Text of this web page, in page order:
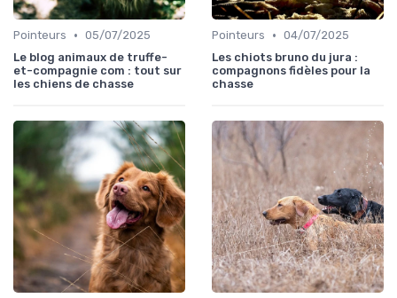
Pointeurs • 05/07/2025
Le blog animaux de truffe-
et-compagnie com : tout sur
les chiens de chasse
Pointeurs • 04/07/2025
Les chiots bruno du jura :
compagnons fidèles pour la
chasse